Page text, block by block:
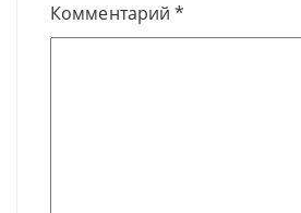
Комментарий *